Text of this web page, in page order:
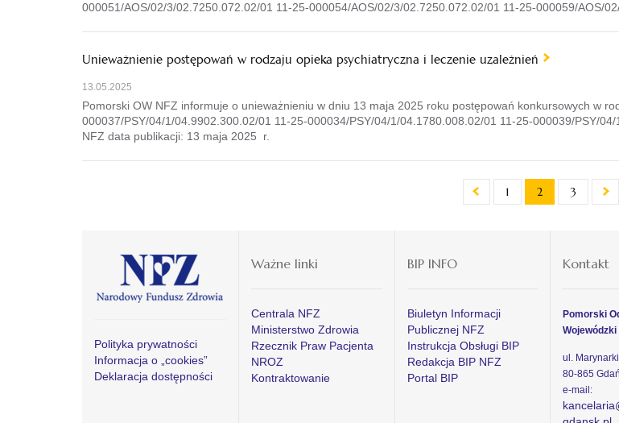
000051/AOS/02/3/02.7250.072.02/01 11-25-000054/AOS/02/3/02.7250.072.02/01 11-25-000059/AOS/
Unieważnienie postępowań w rodzaju opieka psychiatryczna i leczenie uzależnień
13.05.2025
Pomorski OW NFZ informuje o unieważnieniu w dniu 13 maja 2025 roku postępowań konkursowych w
000037/PSY/04/1/04.9902.300.02/01 11-25-000034/PSY/04/1/04.1780.008.02/01 11-25-000039/PSY/
NFZ data publikacji: 13 maja 2025 r.
1 2 3
Polityka prywatności
Informacja o „cookies”
Deklaracja dostępności
Ważne linki
Centrala NFZ
Ministerstwo Zdrowia
Rzecznik Praw Pacjenta
NROZ
Kontraktowanie
BIP INFO
Biuletyn Informacji
Publicznej NFZ
Instrukcja Obsługi BIP
Redakcja BIP NFZ
Portal BIP
Kontakt
Pomorski
Wojewódzki
ul.
80-865
e-mail: